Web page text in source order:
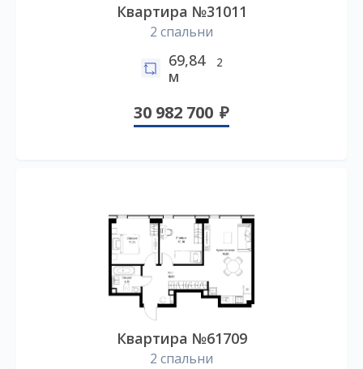
Квартира №31011
2 спальни
69,84
м
2
30 982 700
Квартира №61709
2 спальни